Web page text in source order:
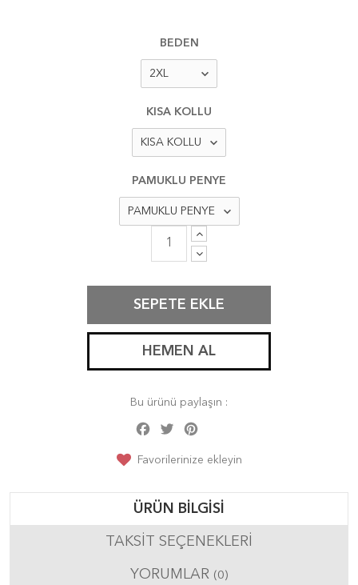
BEDEN
KISA KOLLU
PAMUKLU PENYE
SEPETE EKLE
HEMEN AL
Bu ürünü paylaşın :
Facebook
Twitter
Favorilerinize ekleyin
ÜRÜN BILGISI
TAKSIT SEÇENEKLERI
YORUMLAR (0)